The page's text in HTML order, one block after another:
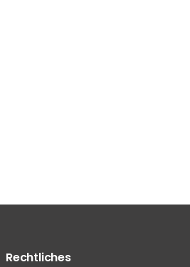
Rechtliches